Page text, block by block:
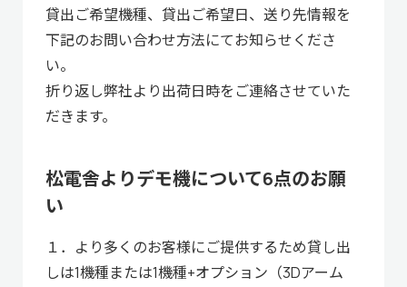
貸出ご希望機種、貸出ご希望日、送り先情報を
下記のお問い合わせ方法にてお知らせくださ
い。
折り返し弊社より出荷日時をご連絡させていた
だきます。
松電舎よりデモ機について6点のお願
い
１．より多くのお客様にご提供するため貸し出
しは1機種または1機種+オプション（3Dアーム